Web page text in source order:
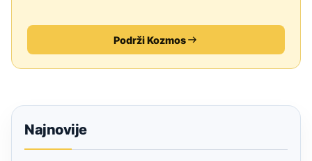
Podrži Kozmos
Najnovije